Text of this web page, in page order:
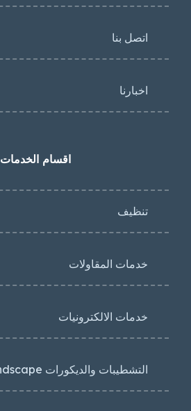
اتصل بنا
اخبارنا
اقسام الخدمات
تنظيف
خدمات المقاولات
خدمات الالكترونيات
التشطيبات والديكورات Landscape